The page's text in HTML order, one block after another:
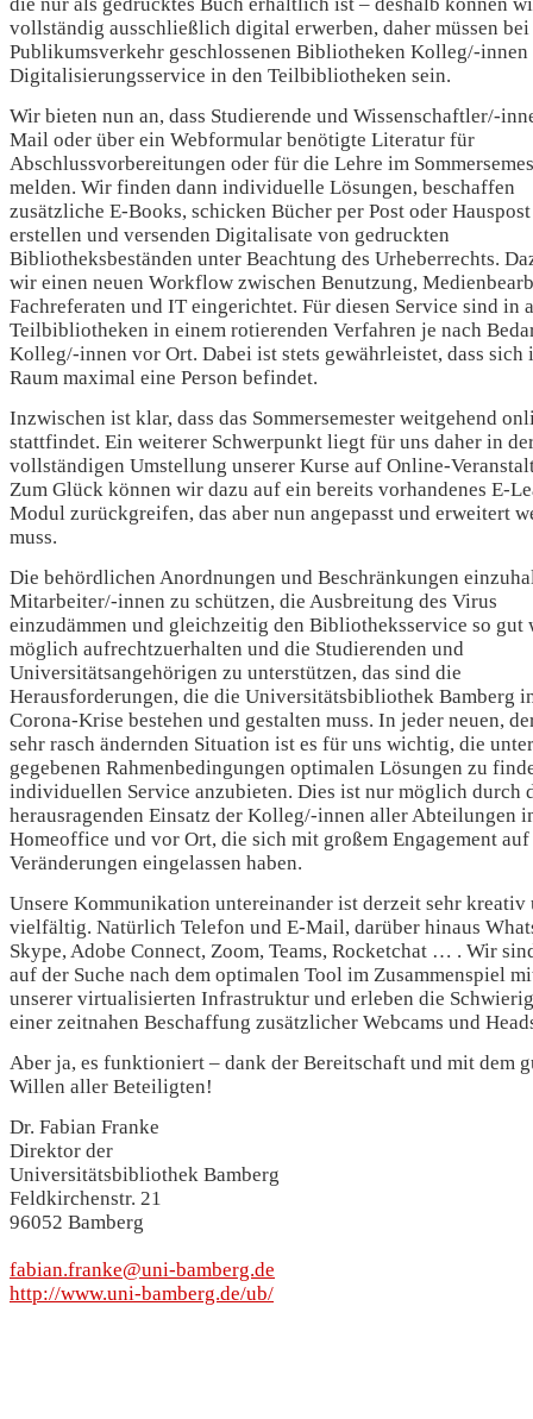
vollständig ausschließlich digital erwerben, daher müssen
Publikumsverkehr geschlossenen Bibliotheken Kolleg/-
Digitalisierungsservice in den Teilbibliotheken sein.
Wir bieten nun an, dass Studierende und Wissenschaftler/-
Mail oder über ein Webformular benötigte Literatur für
Abschlussvorbereitungen oder für die Lehre im
melden. Wir finden dann individuelle Lösungen, beschaffen
zusätzliche E-Books, schicken Bücher per Post oder
erstellen und versenden Digitalisate von gedruckten
Bibliotheksbeständen unter Beachtung des Urheberrechts.
wir einen neuen Workflow zwischen Benutzung,
Fachreferaten und IT eingerichtet. Für diesen Service sind in
Teilbibliotheken in einem rotierenden Verfahren je nach
Kolleg/-innen vor Ort. Dabei ist stets gewährleistet, dass sich
Raum maximal eine Person befindet.
Inzwischen ist klar, dass das Sommersemester weitgehend
stattfindet. Ein weiterer Schwerpunkt liegt für uns daher in
vollständigen Umstellung unserer Kurse auf Online-
Zum Glück können wir dazu auf ein bereits vorhandenes E-
Modul zurückgreifen, das aber nun angepasst und erweitert
muss.
Die behördlichen Anordnungen und Beschränkungen
Mitarbeiter/-innen zu schützen, die Ausbreitung des Virus
einzudämmen und gleichzeitig den Bibliotheksservice so gut
möglich aufrechtzuerhalten und die Studierenden und
Universitätsangehörigen zu unterstützen, das sind die
Herausforderungen, die die Universitätsbibliothek Bamberg
Corona-Krise bestehen und gestalten muss. In jeder neuen,
sehr rasch ändernden Situation ist es für uns wichtig, die
gegebenen Rahmenbedingungen optimalen Lösungen zu
individuellen Service anzubieten. Dies ist nur möglich durch
herausragenden Einsatz der Kolleg/-innen aller Abteilungen
Homeoffice und vor Ort, die sich mit großem Engagement auf
Veränderungen eingelassen haben.
Unsere Kommunikation untereinander ist derzeit sehr kreativ
vielfältig. Natürlich Telefon und E-Mail, darüber hinaus
Skype, Adobe Connect, Zoom, Teams, Rocketchat … . Wir
auf der Suche nach dem optimalen Tool im Zusammenspiel
unserer virtualisierten Infrastruktur und erleben die
einer zeitnahen Beschaffung zusätzlicher Webcams und
Aber ja, es funktioniert – dank der Bereitschaft und mit dem
Willen aller Beteiligten!
Dr. Fabian Franke
Direktor der
Universitätsbibliothek Bamberg
Feldkirchenstr. 21
96052 Bamberg
fabian.franke@uni-bamberg.de
http://www.uni-bamberg.de/ub/